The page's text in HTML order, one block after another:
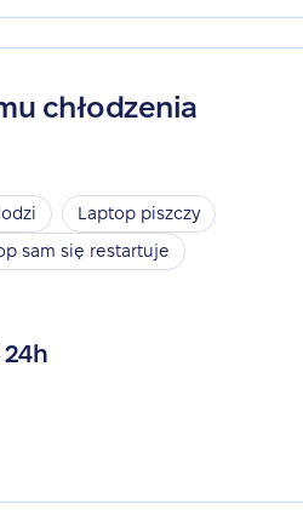
chłodzenia
Laptop piszczy
sam się restartuje